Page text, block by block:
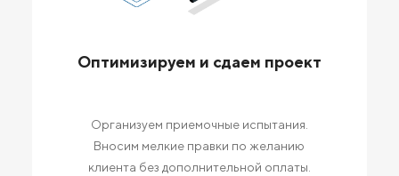
Оптимизируем и сдаем проект
Организуем приемочные испытания.
Вносим мелкие правки по желанию
клиента без дополнительной оплаты.